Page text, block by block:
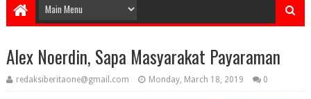
Alex Noerdin, Sapa Masyarakat Payaraman
redaksiberitaone@gmail.com Monday, March 18, 2019 0